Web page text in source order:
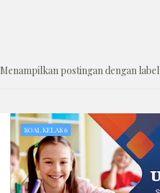
Menampilkan postingan dengan label
SOAL KELAS 6